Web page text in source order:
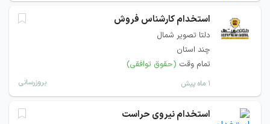
استخدام کارشناس فروش
دلتا تصویر شمال
چند استان
تمام وقت (حقوق توافقی)
۱ ماه پیش بروزرسانی
استخدام نیروی حراست